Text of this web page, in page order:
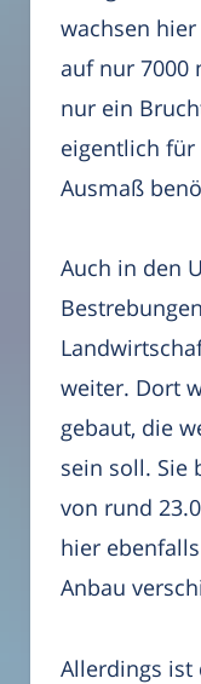
wachsen
auf nur 7000
nur ein
eigentlich für
Ausmaß
Auch in den
weiter. Dort
gebaut, die
sein soll. Sie
von rund
hier
Anbau
Allerdings ist